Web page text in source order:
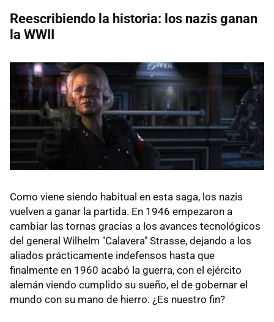
Reescribiendo la historia: los nazis ganan
la WWII
Como viene siendo habitual en esta saga, los nazis
vuelven a ganar la partida. En 1946 empezaron a
cambiar las tornas gracias a los avances tecnológicos
del general Wilhelm "Calavera" Strasse, dejando a los
aliados prácticamente indefensos hasta que
finalmente en 1960 acabó la guerra, con el ejército
alemán viendo cumplido su sueño, el de gobernar el
mundo con su mano de hierro. ¿Es nuestro fin?